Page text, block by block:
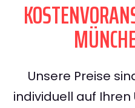
Unsere Preise
individuell auf